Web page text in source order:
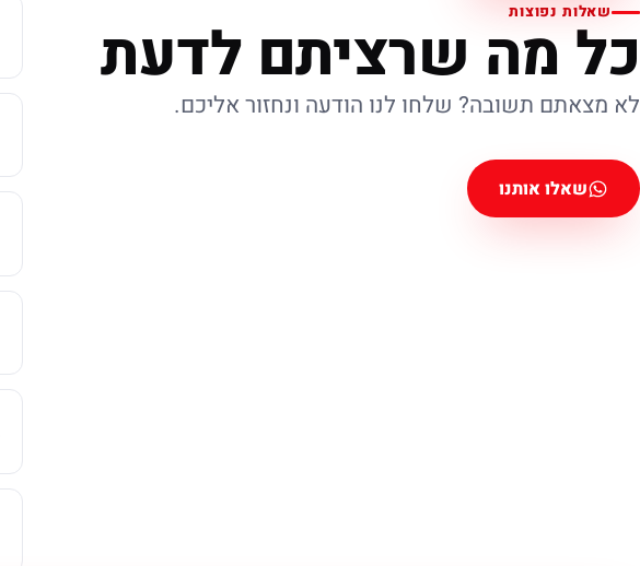
שאלות נפוצות
כל מה שרציתם לדעת
לא מצאתם תשובה? שלחו לנו הודעה ונחזור אליכם.
שאלו אותנו